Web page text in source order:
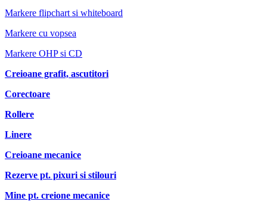
Markere flipchart si whiteboard
Markere cu vopsea
Markere OHP si CD
Creioane grafit, ascutitori
Corectoare
Rollere
Linere
Creioane mecanice
Rezerve pt. pixuri si stilouri
Mine pt. creione mecanice